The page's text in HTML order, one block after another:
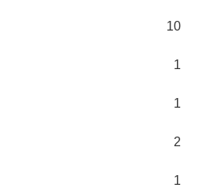
10
1
1
2
1